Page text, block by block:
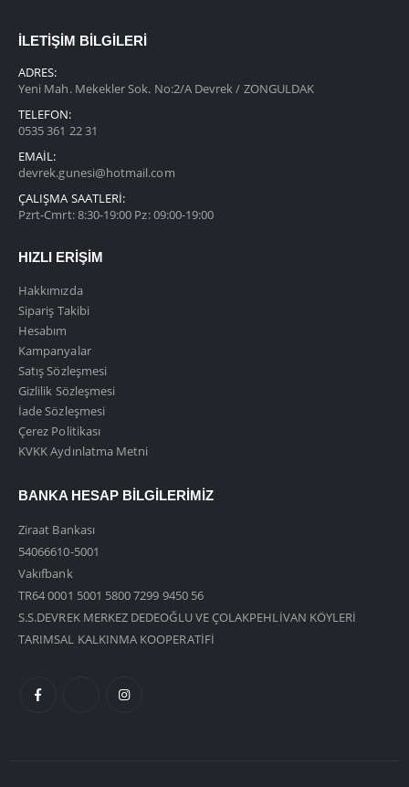
İLETIŞIM BILGILERI
ADRES:
Yeni Mah. Mekekler Sok. No:2/A Devrek / ZONGULDAK
TELEFON:
0535 361 22 31
EMAIL:
devrek.gunesi@hotmail.com
ÇALIŞMA SAATLERI:
Pzrt-Cmrt: 8:30-19:00 Pz: 09:00-19:00
HIZLI ERIŞIM
Hakkımızda
Sipariş Takibi
Hesabım
Kampanyalar
Satış Sözleşmesi
Gizlilik Sözleşmesi
İade Sözleşmesi
Çerez Politikası
KVKK Aydınlatma Metni
BANKA HESAP BILGILERIMIZ
Ziraat Bankası
54066610-5001
Vakıfbank
TR64 0001 5001 5800 7299 9450 56
S.S.DEVREK MERKEZ DEDEOĞLU VE ÇOLAKPEHLİVAN KÖYLERİ
TARIMSAL KALKINMA KOOPERATİFİ